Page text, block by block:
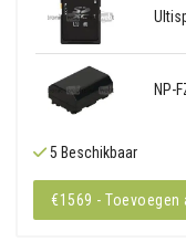
NP-
5 Beschikbaar
€1569 -